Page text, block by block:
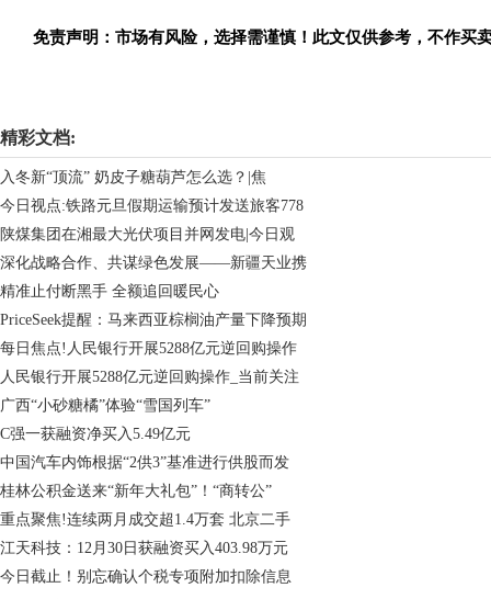
免责声明：市场有风险，选择需谨慎！此文仅供参考，不作买
精彩文档:
入冬新“顶流” 奶皮子糖葫芦怎么选？|焦
今日视点:铁路元旦假期运输预计发送旅客778
陕煤集团在湘最大光伏项目并网发电|今日观
深化战略合作、共谋绿色发展——新疆天业携
精准止付断黑手 全额追回暖民心
PriceSeek提醒：马来西亚棕榈油产量下降预期
每日焦点!人民银行开展5288亿元逆回购操作
人民银行开展5288亿元逆回购操作_当前关注
广西“小砂糖橘”体验“雪国列车”
C强一获融资净买入5.49亿元
中国汽车内饰根据“2供3”基准进行供股而发
桂林公积金送来“新年大礼包”！“商转公”
重点聚焦!连续两月成交超1.4万套 北京二手
江天科技：12月30日获融资买入403.98万元
今日截止！别忘确认个税专项附加扣除信息